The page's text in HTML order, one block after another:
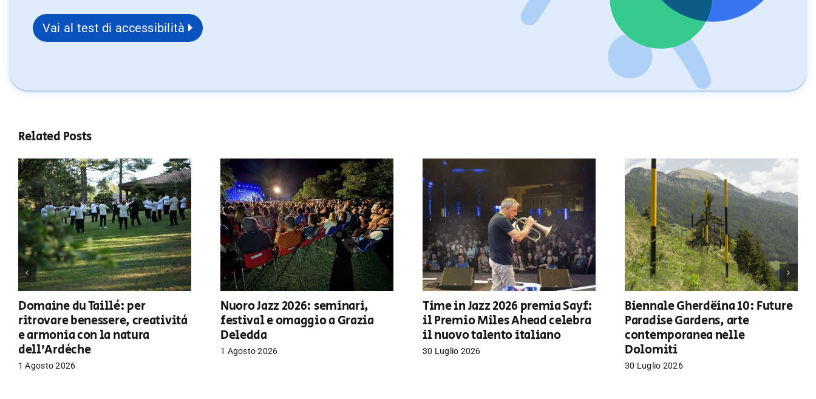
Vai al test di accessibilità
Related Posts
Domaine du Taillé: per
ritrovare benessere, creatività
e armonia con la natura
dell’Ardèche
1 Agosto 2026
Nuoro Jazz 2026: seminari,
festival e omaggio a Grazia
Deledda
1 Agosto 2026
Time in Jazz 2026 premia Sayf:
il Premio Miles Ahead celebra
il nuovo talento italiano
30 Luglio 2026
Biennale Gherdëina 10: Future
Paradise Gardens, arte
contemporanea nelle
Dolomiti
30 Luglio 2026